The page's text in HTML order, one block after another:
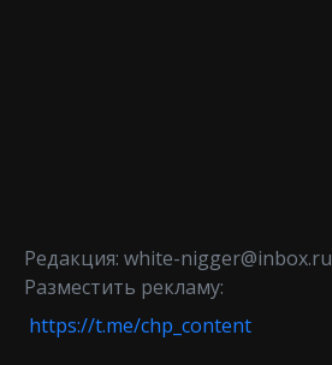
Редакция: white-nigger@inbox.ru
Разместить рекламу:
https://t.me/chp_content